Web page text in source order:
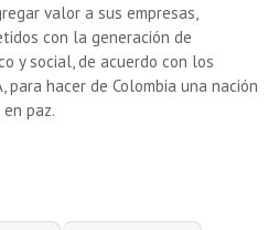
valor a sus empresas,
con la generación de
y social, de acuerdo con los
para hacer de Colombia una nación
paz.